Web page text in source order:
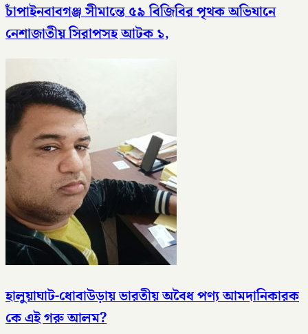
চাঁপাইনবাবগঞ্জ সীমান্তে ৫৯ বিজিবির পৃথক অভিযানে
নেশাজাতীয় সিরাপসহ আটক ১,
হালুয়াঘাট-ধোবাউড়ায় ভারতীয় অবৈধ পণ্য আমদানিকারক
কে এই গরু আলম?